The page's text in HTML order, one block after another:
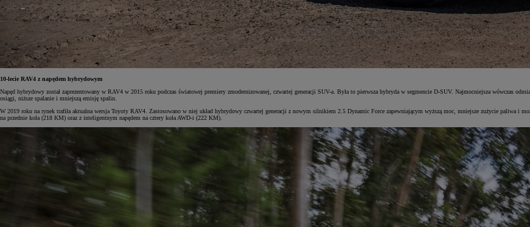
10-lecie RAV4 z napędem hybrydowym
Napęd hybrydowy został zaprezentowany w RAV4 w 2015 roku podczas światowej premiery zmodernizowanej, czwartej generacji SUV-a. Była to pierwsza hybryda w segmencie D-SUV. Najmocniejsza wówczas
osiągi, niższe spalanie i mniejszą emisję spalin.
W 2019 roku na rynek trafiła aktualna wersja Toyoty RAV4. Zastosowano w niej układ hybrydowy czwartej generacji z nowym silnikiem 2.5 Dynamic Force zapewniającym wyższą moc, mniejsze zużycie paliwa i
na przednie koła (218 KM) oraz z inteligentnym napędem na cztery koła AWD-i (222 KM).